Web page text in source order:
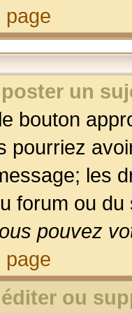
page
un
bouton
pourriez
les
forum ou
pouvez
page
ou